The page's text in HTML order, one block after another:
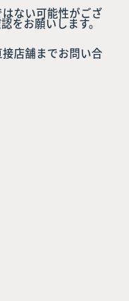
ない可能性がござ
をお願いします。
店舗までお問い合